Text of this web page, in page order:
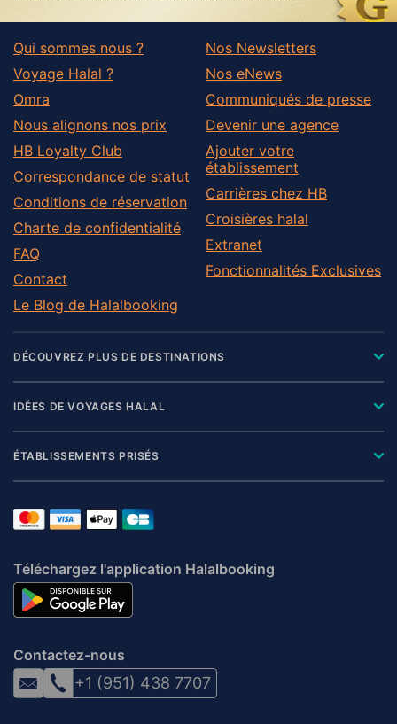
Qui sommes nous ?
Voyage Halal ?
Omra
Nous alignons nos prix
HB Loyalty Club
Correspondance de statut
Conditions de réservation
Charte de confidentialité
FAQ
Contact
Le Blog de Halalbooking
Nos Newsletters
Nos eNews
Communiqués de presse
Devenir une agence
Ajouter votre
établissement
Carrières chez HB
Croisières halal
Extranet
Fonctionnalités Exclusives
DÉCOUVREZ PLUS DE DESTINATIONS
IDÉES DE VOYAGES HALAL
ÉTABLISSEMENTS PRISÉS
Téléchargez l'application Halalbooking
Contactez-nous
+1 (951) 438 7707